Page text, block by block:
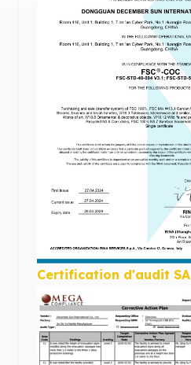
Certification d'audit SA